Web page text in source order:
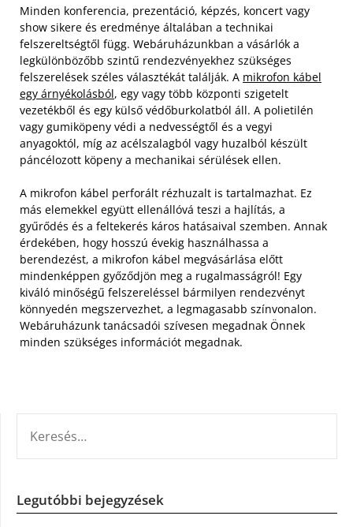
Minden konferencia, prezentáció, képzés, koncert vagy
show sikere és eredménye általában a technikai
felszereltségtől függ. Webáruházunkban a vásárlók a
legkülönbözőbb szintű rendezvényekhez szükséges
felszerelések széles választékát találják. A mikrofon kábel
egy árnyékolásból, egy vagy több központi szigetelt
vezetékből és egy külső védőburkolatból áll. A polietilén
vagy gumiköpeny védi a nedvességtől és a vegyi
anyagoktól, míg az acélszalagból vagy huzalból készült
páncélozott köpeny a mechanikai sérülések ellen.
A mikrofon kábel perforált rézhuzalt is tartalmazhat. Ez
más elemekkel együtt ellenállóvá teszi a hajlítás, a
gyűrődés és a feltekerés káros hatásaival szemben. Annak
érdekében, hogy hosszú évekig használhassa a
berendezést, a mikrofon kábel megvásárlása előtt
mindenképpen győződjön meg a rugalmasságról! Egy
kiváló minőségű felszereléssel bármilyen rendezvényt
könnyedén megszervezhet, a legmagasabb színvonalon.
Webáruházunk tanácsadói szívesen megadnak Önnek
minden szükséges információt megadnak.
Legutóbbi bejegyzések